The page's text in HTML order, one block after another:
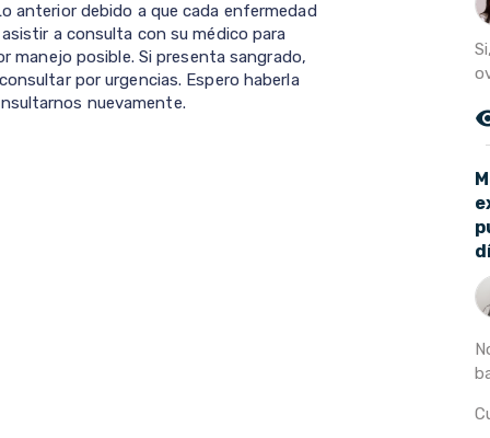
anterior debido a que cada enfermedad
a consulta con su médico para
manejo posible. Si presenta sangrado,
por urgencias. Espero haberla
nuevamente.